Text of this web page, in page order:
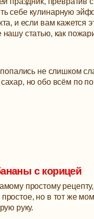
себе кулинарную
и если вам кажется
статью, как
не слишком
но обо всём по
с корицей
простому
но в тот же
руку.